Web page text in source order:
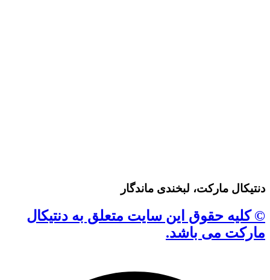
دنتیکال مارکت، لبخندی ماندگار
© کلیه حقوق این سایت متعلق به دنتیکال
مارکت می باشد.